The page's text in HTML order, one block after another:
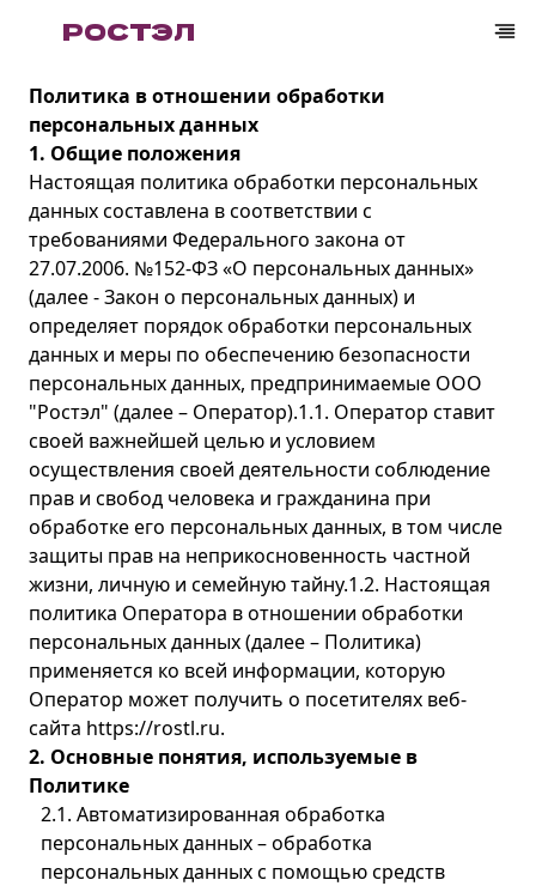
РОСТЭЛ
Политика в отношении обработки
персональных данных
1. Общие положения
Настоящая политика обработки персональных
данных составлена в соответствии с
требованиями Федерального закона от
27.07.2006. №152-ФЗ «О персональных данных»
(далее - Закон о персональных данных) и
определяет порядок обработки персональных
данных и меры по обеспечению безопасности
персональных данных, предпринимаемые ООО
"Ростэл" (далее – Оператор).1.1. Оператор ставит
своей важнейшей целью и условием
осуществления своей деятельности соблюдение
прав и свобод человека и гражданина при
обработке его персональных данных, в том числе
защиты прав на неприкосновенность частной
жизни, личную и семейную тайну.1.2. Настоящая
политика Оператора в отношении обработки
персональных данных (далее – Политика)
применяется ко всей информации, которую
Оператор может получить о посетителях веб-
сайта https://rostl.ru.
2. Основные понятия, используемые в
Политике
2.1. Автоматизированная обработка
персональных данных – обработка
персональных данных с помощью средств